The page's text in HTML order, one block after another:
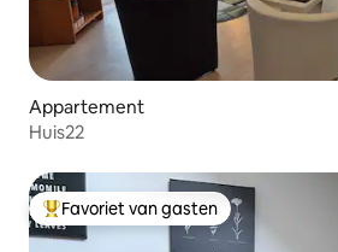
Appartement
Huis22
Topfavoriet van gasten
Favoriet van gasten